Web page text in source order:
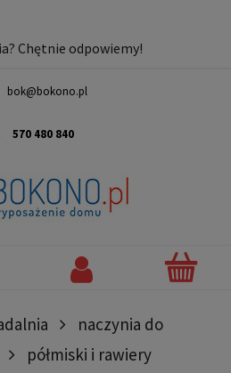
Chętnie odpowiemy!
bok@bokono.pl
570 480 840
naczynia do
półmiski i rawiery